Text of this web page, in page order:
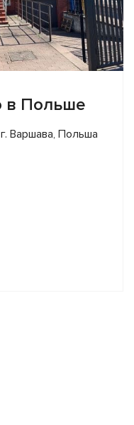
в Польше
Варшава, Польша